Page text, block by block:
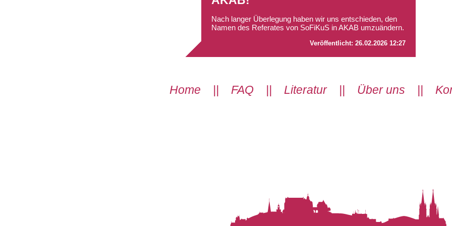
Nach langer Überlegung haben wir uns entschieden, den
Namen des Referates von SoFiKuS in AKAB umzuändern.
Veröffentlicht: 26.02.2026 12:27
Home FAQ Literatur|| Über uns